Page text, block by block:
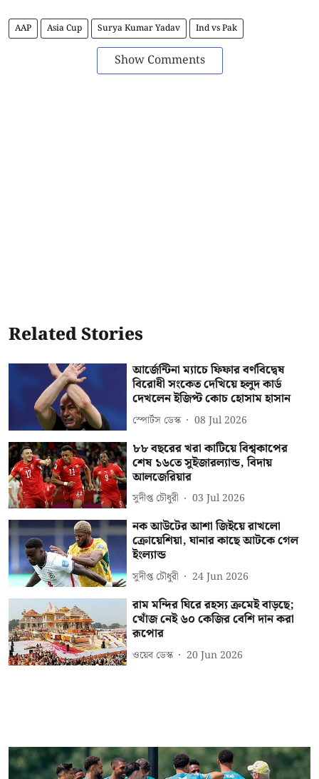
AAP Asia Cup Surya Kumar Yadav Ind vs Pak
Show Comments
Related Stories
আর্জেন্টিনা ম্যাচে ফিফার বর্ণবিদ্বেষ
বিরোধী সংকেত দেখিয়ে হলুদ কার্ড
দেখলেন ইজিপ্ট কোচ হোসাম হাসান
স্পোর্টস ডেস্ক 08 Jul 2026
৮৮ বছরের খরা কাটিয়ে বিশ্বকাপের
শেষ ১৬তে সুইজারল্যান্ড, বিদায়
আলজেরিয়ার
সুদীপ্ত চৌধুরী 03 Jul 2026
নক আউটের আশা জিইয়ে রাখলো
ক্রোয়েশিয়া, ঘানার কাছে আটকে গেল
ইংল্যান্ড
সুদীপ্ত চৌধুরী 24 Jun 2026
রাম মন্দির ঘিরে রহস্য ক্রমেই বাড়ছে;
খোঁজ নেই ৬০ কেজির বেশি দান করা
রূপোর
ওয়েব ডেস্ক 20 Jun 2026